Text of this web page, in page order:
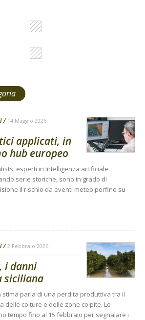
14 Maggio 2026
applicati, in
hub europeo
esperti in Intelligenza artificiale
serie storiche, sono in grado di
il rischio da eventi meteo perfino su
2 Febbraio 2026
i danni
siciliana
stima parla di una perdita produttiva tra il
delle colture e delle zone colpite. Le
tempo fino al 15 febbraio per segnalare i